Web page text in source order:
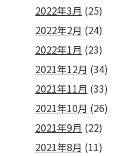
2022年3月 (25)
2022年2月 (24)
2022年1月 (23)
2021年12月 (34)
2021年11月 (33)
2021年10月 (26)
2021年9月 (22)
2021年8月 (11)